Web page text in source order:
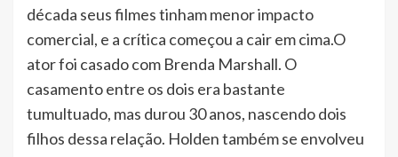
década seus filmes tinham menor impacto
comercial, e a crítica começou a cair em cima.O
ator foi casado com Brenda Marshall. O
casamento entre os dois era bastante
tumultuado, mas durou 30 anos, nascendo dois
filhos dessa relação. Holden também se envolveu